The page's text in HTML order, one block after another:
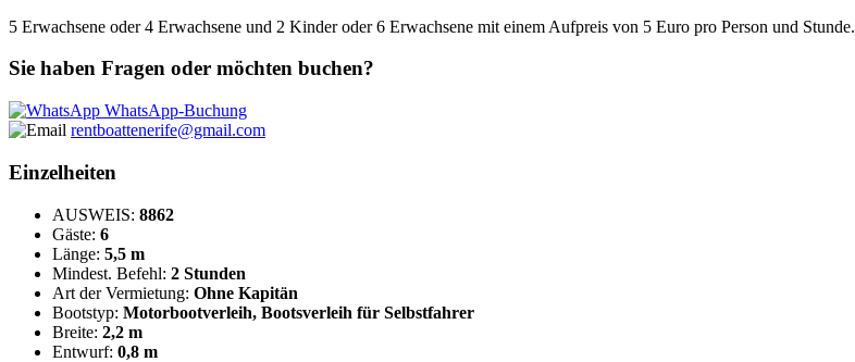
5 Erwachsene oder 4 Erwachsene und 2 Kinder oder 6 Erwachsene mit einem Aufpreis von 5 Euro pro Person und Stunde.
Sie haben Fragen oder möchten buchen?
WhatsApp-Buchung
rentboattenerife@gmail.com
Einzelheiten
AUSWEIS: 8862
Gäste: 6
Länge: 5,5 m
Mindest. Befehl: 2 Stunden
Art der Vermietung: Ohne Kapitän
Bootstyp: Motorbootverleih, Bootsverleih für Selbstfahrer
Breite: 2,2 m
Entwurf: 0,8 m